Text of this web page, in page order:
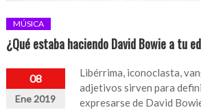
MÚSICA
¿Qué estaba haciendo David Bowie a tu
08
Ene 2019
Libérrima, iconoclasta,
adjetivos sirven para
expresarse de David